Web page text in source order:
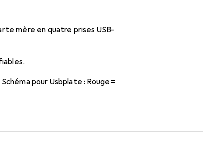
mère en quatre prises USB-
pour Usbplate : Rouge =